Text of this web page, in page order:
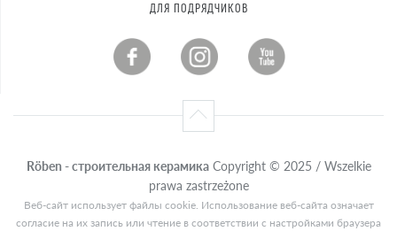
ДЛЯ ПОДРЯДЧИКОВ
Röben - строительная керамикаCopyright © 2025 / Wszelkie
prawa zastrzeżone
Веб-сайт использует файлы cookie. Использование веб-сайта означает
согласие на их запись или чтение в соответствии с настройками браузера